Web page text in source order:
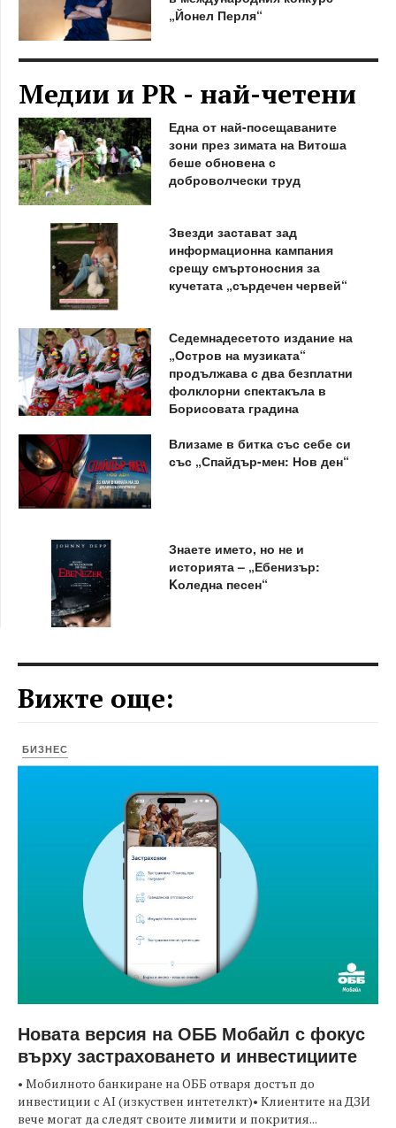
„Йонел Перля“
Медии и PR - най-четени
Една от най-посещаваните
зони през зимата на Витоша
беше обновена с
доброволчески труд
Звезди застават зад
информационна кампания
срещу смъртоносния за
кучетата „сърдечен червей“
Седемнадесетото издание на
„Остров на музиката“
продължава с два безплатни
фолклорни спектакъла в
Борисовата градина
Влизаме в битка със себе си
със „Спайдър-мен: Нов ден“
Знаете името, но не и
историята – „Ебенизър:
Kоледна песен“
Вижте още:
БИЗНЕС
Новата версия на ОББ Мобайл с фокус
върху застраховането и инвестициите
• Мобилното банкиране на ОББ отваря достъп до
инвестиции с AI (изкуствен интетелкт)• Клиентите на ДЗИ
вече могат да следят своите лимити и покрития...